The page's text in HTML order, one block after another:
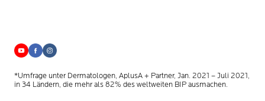
*Umfrage unter Dermatologen, AplusA + Partner, Jan. 2021 – Juli 2021,
in 34 Ländern, die mehr als 82% des weltweiten BIP ausmachen.